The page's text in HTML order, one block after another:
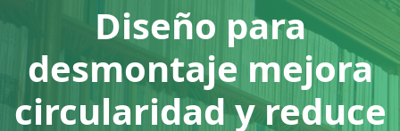
Diseño para
desmontaje mejora
circularidad y reduce